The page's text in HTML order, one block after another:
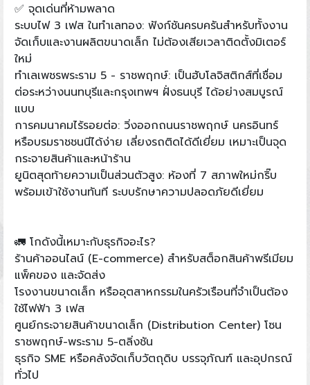
✅ จุดเด่นที่ห้ามพลาด
ระบบไฟ 3 เฟส ในทำเลทอง: ฟังก์ชันครบครันสำหรับทั้งงาน
จัดเก็บและงานผลิตขนาดเล็ก ไม่ต้องเสียเวลาติดตั้งมิเตอร์
ใหม่
ทำเลเพชรพระราม 5 - ราชพฤกษ์: เป็นฮับโลจิสติกส์ที่เชื่อม
ต่อระหว่างนนทบุรีและกรุงเทพฯ ฝั่งธนบุรี ได้อย่างสมบูรณ์
แบบ
การคมนาคมไร้รอยต่อ: วิ่งออกถนนราชพฤกษ์ นครอินทร์
หรือบรมราชชนนีได้ง่าย เลี่ยงรถติดได้ดีเยี่ยม เหมาะเป็นจุด
กระจายสินค้าและหน้าร้าน
ยูนิตสุดท้ายความเป็นส่วนตัวสูง: ห้องที่ 7 สภาพใหม่กริ๊บ
พร้อมเข้าใช้งานทันที ระบบรักษาความปลอดภัยดีเยี่ยม
🚛 โกดังนี้เหมาะกับธุรกิจอะไร?
ร้านค้าออนไลน์ (E-commerce) สำหรับสต็อกสินค้าพรีเมียม
แพ็คของ และจัดส่ง
โรงงานขนาดเล็ก หรืออุตสาหกรรมในครัวเรือนที่จำเป็นต้อง
ใช้ไฟฟ้า 3 เฟส
ศูนย์กระจายสินค้าขนาดเล็ก (Distribution Center) โซน
ราชพฤกษ์-พระราม 5-ตลิ่งชัน
ธุรกิจ SME หรือคลังจัดเก็บวัตถุดิบ บรรจุภัณฑ์ และอุปกรณ์
ทั่วไป